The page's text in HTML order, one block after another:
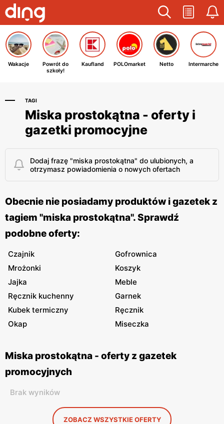
Wakacje
Powrót do
szkoły!
Kaufland POLOmarket Netto Intermarche
TAGI
Miska prostokątna - oferty i
gazetki promocyjne
Dodaj frazę "miska prostokątna" do ulubionych, a
otrzymasz powiadomienia o nowych ofertach
Obecnie nie posiadamy produktów i gazetek z
tagiem "miska prostokątna". Sprawdź
podobne oferty:
Czajnik
Gofrownica
Mrożonki
Koszyk
Jajka
Meble
Ręcznik kuchenny
Garnek
Kubek termiczny
Ręcznik
Okap
Miseczka
Miska prostokątna - oferty z gazetek
promocyjnych
Brak wyników
ZOBACZ WSZYSTKIE OFERTY